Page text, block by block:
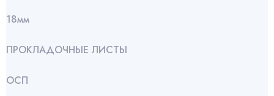
18мм
ПРОКЛАДОЧНЫЕ ЛИСТЫ
ОСП